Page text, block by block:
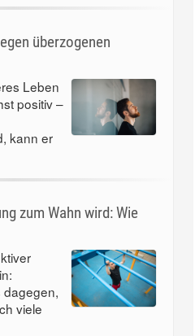
überzogenen
Leben
positiv –
kann er
zum Wahn wird: Wie
dagegen,
viele